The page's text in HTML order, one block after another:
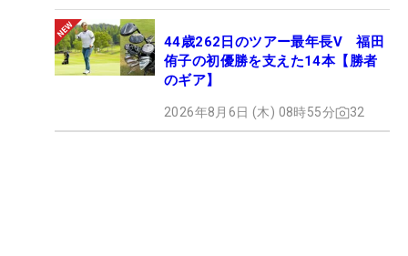
44歳262日のツアー最年長V 福田
侑子の初優勝を支えた14本【勝者
のギア】
2026年8月6日 (木) 08時55分 32